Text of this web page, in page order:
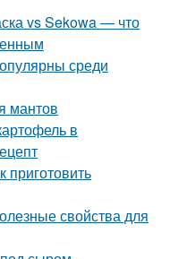
vs Sekowa — что
среди
мантов
в
приготовить
свойства для